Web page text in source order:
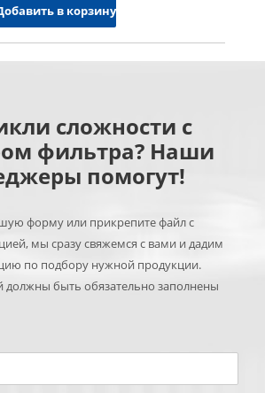
в корзину
сложности с
фильтра? Наши
помогут!
форму или прикрепите файл с
мы сразу свяжемся с вами и дадим
по подбору нужной продукции.
должны быть обязательно заполнены